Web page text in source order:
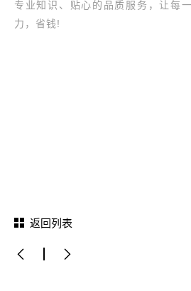
专业知识、贴心的品质服务，让每
力，省钱!
返回列表